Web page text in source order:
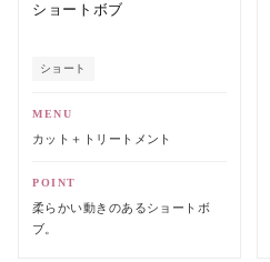
ショートボブ
ショート
MENU
カット＋トリートメント
POINT
柔らかい動きのあるショートボ
ブ。